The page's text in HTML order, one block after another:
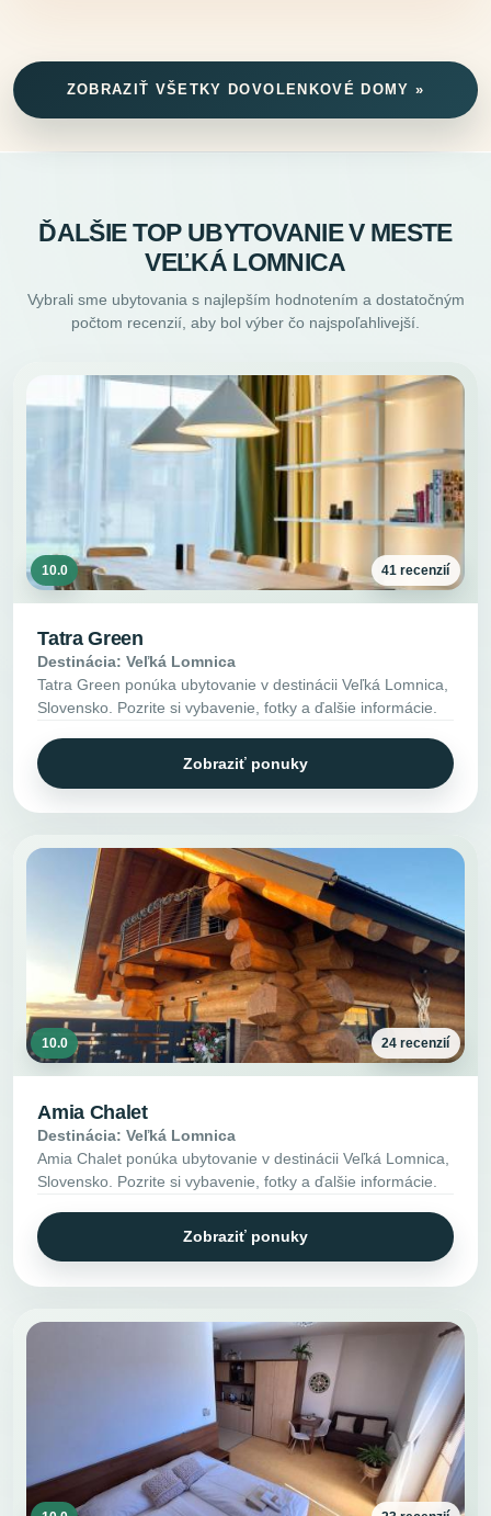
ZOBRAZIŤ VŠETKY DOVOLENKOVÉ DOMY »
ĎALŠIE TOP UBYTOVANIE V MESTE
VEĽKÁ LOMNICA
Vybrali sme ubytovania s najlepším hodnotením a dostatočným
počtom recenzií, aby bol výber čo najspoľahlivejší.
10.0 41 recenzií
Tatra Green
Destinácia: Veľká Lomnica
Tatra Green ponúka ubytovanie v destinácii Veľká Lomnica,
Slovensko. Pozrite si vybavenie, fotky a ďalšie informácie.
Zobraziť ponuky
10.0 24 recenzií
Amia Chalet
Destinácia: Veľká Lomnica
Amia Chalet ponúka ubytovanie v destinácii Veľká Lomnica,
Slovensko. Pozrite si vybavenie, fotky a ďalšie informácie.
Zobraziť ponuky